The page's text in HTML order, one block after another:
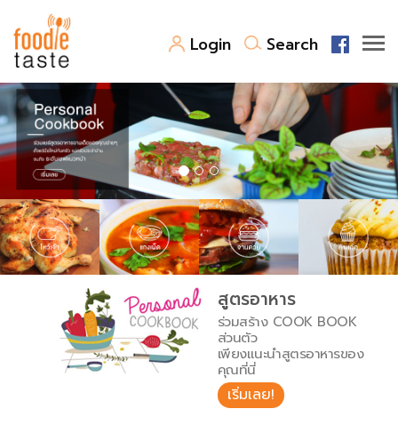
Login Search
สูตรอาหาร
สูตรอาหารล่าสุด
Top Foodie
พาไปชิม
สารพันก้นครัว
เคล็ดลับน่ารู้
เปรียบเทียบหน่วยการตวง
เปรียบเทียบอุณหภูมิ
เปรียบเทียบน้ำหนักวัตถุดิบ
FoodPedia
สร้าง Cookbook
สูตรอาหาร
ร่วมสร้าง COOK BOOK
ส่วนตัว
เพียงแนะนำสูตรอาหารของ
คุณที่นี่
เริ่มเลย!